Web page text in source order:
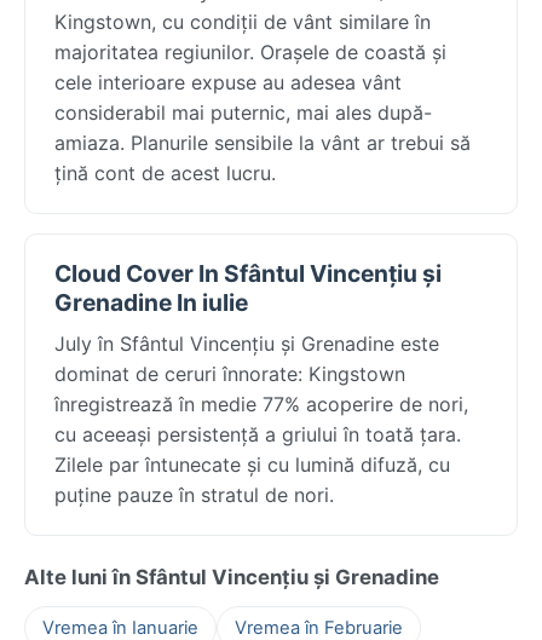
Kingstown, cu condiții de vânt similare în
majoritatea regiunilor. Orașele de coastă și
cele interioare expuse au adesea vânt
considerabil mai puternic, mai ales după-
amiaza. Planurile sensibile la vânt ar trebui să
țină cont de acest lucru.
Cloud Cover In Sfântul Vincențiu și
Grenadine In iulie
July în Sfântul Vincențiu și Grenadine este
dominat de ceruri înnorate: Kingstown
înregistrează în medie 77% acoperire de nori,
cu aceeași persistență a griului în toată țara.
Zilele par întunecate și cu lumină difuză, cu
puține pauze în stratul de nori.
Alte luni în Sfântul Vincențiu și Grenadine
Vremea în Ianuarie
Vremea în Februarie